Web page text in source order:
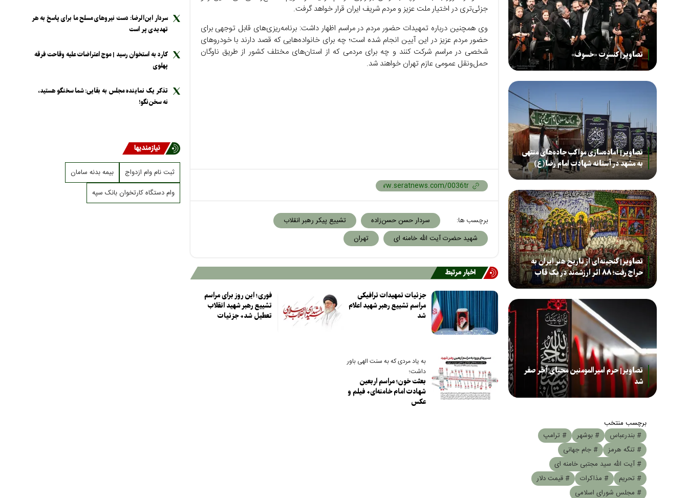
جزئی‌تری در اختیار ملت عزیز و مردم شریف ایران قرار خواهد گرفت.
وی همچنین درباره تمهیدات حضور مردم در مراسم اظهار داشت: برنامه‌ریزی‌های قابل توجهی برای
حضور مردم عزیز در این آیین انجام شده است؛ چه برای خانواده‌هایی که قصد دارند با خودروهای
شخصی در مراسم شرکت کنند و چه برای مردمی که از استان‌های مختلف کشور از طریق ناوگان
حمل‌ونقل عمومی عازم تهران خواهند شد.
برچسب ها: سردار حسن حسن‌زاده
تشییع پیکر رهبر انقلاب
شهید حضرت آیت الله خامنه ای
تهران
اخبار مرتبط
جزئیات تمهیدات ترافیکی
مراسم تشییع رهبر شهید اعلام
شد
فوری؛ این روز برای مراسم
تشییع رهبر شهید انقلاب
تعطیل شد+ جزئیات
به یاد مردی که به سنت الهی باور
داشت؛
بعثت خون؛ مراسم اربعین
شهادت امام خامنه‌ای+ فیلم و
عکس
تصاویر| کنسرت «خسوف»
تصاویر| آماده‌سازی مواکب جاده‌های منتهی
به مشهد در آستانه شهادت امام رضا(ع)
تصاویر| گنجینه‌ای از تاریخ هنر ایران به
حراج رفت؛ ۸۸ اثر ارزشمند در یک قاب
تصاویر| حرم امیرالمومنین محیای آخر صفر
شد
برچسب منتخب
# بندرعباس
# بوشهر
# ترامپ
# تنگه هرمز
# جام جهانی
# آیت الله سید مجتبی خامنه ای
# تحریم
# مذاکرات
# قیمت دلار
# مجلس شورای اسلامی
سردار ابن‌الرضا: دست نیرو‌های مسلح ما برای پاسخ به هر
تهدیدی پر است
کارد به استخوان رسید | موج اعتراضات علیه وقاحت فرقه
پهلوی
تذکر یک نماینده مجلس به بقایی: شما سخنگو هستید،
نه سخن‌نگو!
نیازمندیها
ثبت نام وام ازدواج
بیمه بدنه سامان
وام دستگاه کارتخوان بانک سپه